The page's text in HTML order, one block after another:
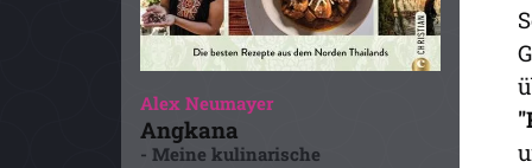
Alex Neumayer
Angkana
- Meine kulinarische